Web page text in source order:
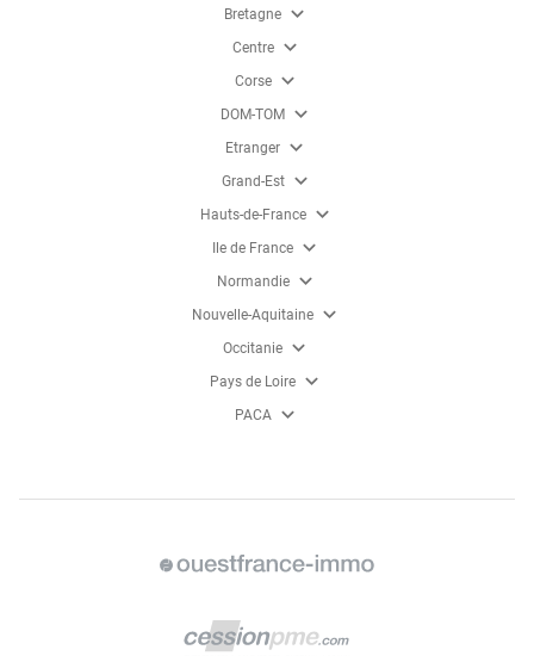
Bretagne expand_more
Centre expand_more
Corse expand_more
DOM-TOM expand_more
Etranger expand_more
Grand-Est expand_more
Hauts-de-France expand_more
Ile de France expand_more
Normandie expand_more
Nouvelle-Aquitaine expand_more
Occitanie expand_more
Pays de Loire expand_more
PACA expand_more